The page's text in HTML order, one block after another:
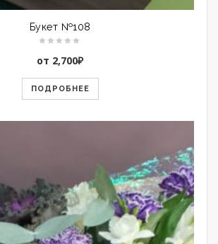
Букет №108
от 2,700₽
ПОДРОБНЕЕ